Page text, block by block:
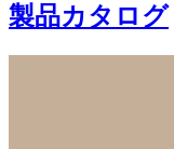
製品カタログ